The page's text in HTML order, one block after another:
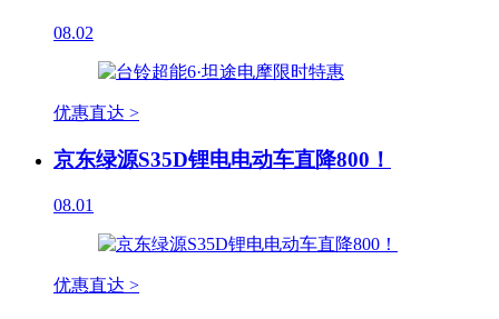
08.02
优惠直达 >
京东绿源S35D锂电电动车直降800！
08.01
优惠直达 >